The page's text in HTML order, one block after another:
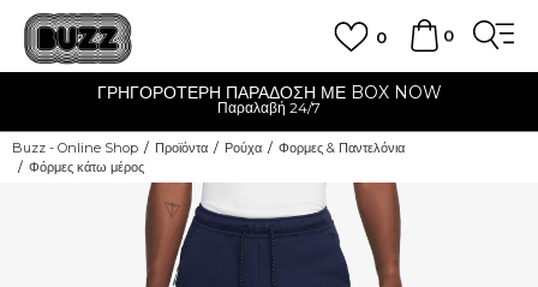
0
0
ΓΡΗΓΟΡΟΤΕΡΗ ΠΑΡΑΔΟΣΗ ΜΕ BOX NOW
Παραλαβή 24/7
Buzz - Online Shop Προϊόντα Ρούχα
Φορμες & Παντελόνια
Φόρμες κάτω μέρος